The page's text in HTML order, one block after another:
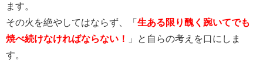
ます。
その火を絶やしてはならず、「 生ある限り醜く踠いてでも
焼べ続けなければならない！
」と自らの考えを口にしま
す。